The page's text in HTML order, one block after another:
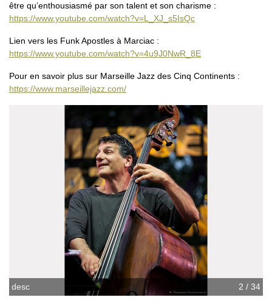
être qu’enthousiasmé par son talent et son charisme :
https://www.youtube.com/watch?v=L_XJ_s5IsQc
Lien vers les Funk Apostles à Marciac :
https://www.youtube.com/watch?v=4u9J0NwR_8E
Pour en savoir plus sur Marseille Jazz des Cinq Continents :
https://www.marseillejazz.com/
3 / 34
desc